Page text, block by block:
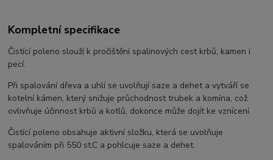
Kompletní specifikace
Čistící poleno slouží k pročištění spalinových cest krbů, kamen i
pecí.
Při spalování dřeva a uhlí se uvolňují saze a dehet a vytváří se
kotelní kámen, který snižuje průchodnost trubek a komína, což
ovlivňuje účinnost krbů a kotlů, dokonce může dojít ke vznícení.
Čistící poleno obsahuje aktivní složku, která se uvolňuje
spalováním při 550 st.C a pohlcuje saze a dehet.